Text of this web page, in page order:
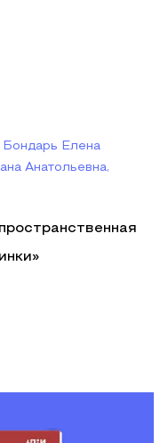
Елена
Анатольевна,